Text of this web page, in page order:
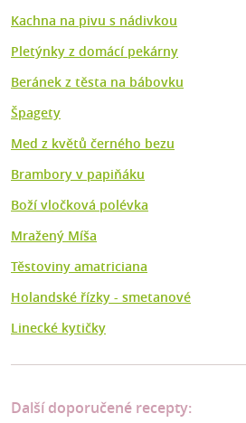
Kachna na pivu s nádivkou
Pletýnky z domácí pekárny
Beránek z těsta na bábovku
Špagety
Med z květů černého bezu
Brambory v papiňáku
Boží vločková polévka
Mražený Míša
Těstoviny amatriciana
Holandské řízky - smetanové
Linecké kytičky
Další doporučené recepty: